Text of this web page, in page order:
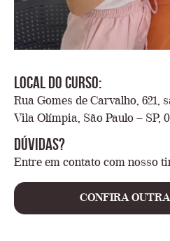
Local do Curso:
Rua Gomes de Carvalho, 621,
Vila Olímpia, São Paulo – SP,
dúvidas?
Entre em contato com nosso
CONFIRA